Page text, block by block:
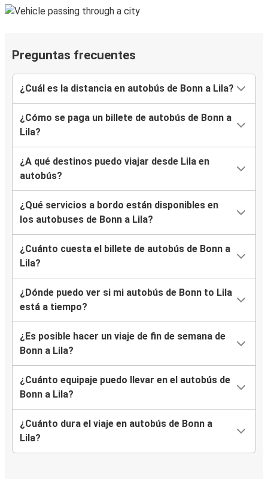
Preguntas frecuentes
¿Cuál es la distancia en autobús de Bonn a Lila?
¿Cómo se paga un billete de autobús de Bonn a
Lila?
¿A qué destinos puedo viajar desde Lila en
autobús?
¿Qué servicios a bordo están disponibles en
los autobuses de Bonn a Lila?
¿Cuánto cuesta el billete de autobús de Bonn a
Lila?
¿Dónde puedo ver si mi autobús de Bonn to Lila
está a tiempo?
¿Es posible hacer un viaje de fin de semana de
Bonn a Lila?
¿Cuánto equipaje puedo llevar en el autobús de
Bonn a Lila?
¿Cuánto dura el viaje en autobús de Bonn a
Lila?